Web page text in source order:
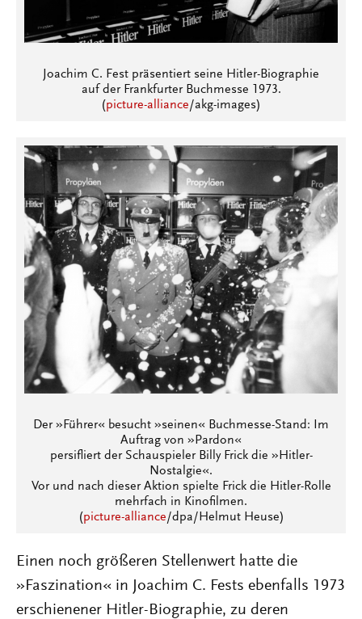
Joachim C. Fest präsentiert seine Hitler-Biographie
auf der Frankfurter Buchmesse 1973.
(picture-alliance/akg-images)
Der »Führer« besucht »seinen« Buchmesse-Stand: Im
Auftrag von »Pardon«
persifliert der Schauspieler Billy Frick die »Hitler-
Nostalgie«.
Vor und nach dieser Aktion spielte Frick die Hitler-Rolle
mehrfach in Kinofilmen.
(picture-alliance/dpa/Helmut Heuse)
Einen noch größeren Stellenwert hatte die
»Faszination« in Joachim C. Fests ebenfalls 1973
erschienener Hitler-Biographie, zu deren